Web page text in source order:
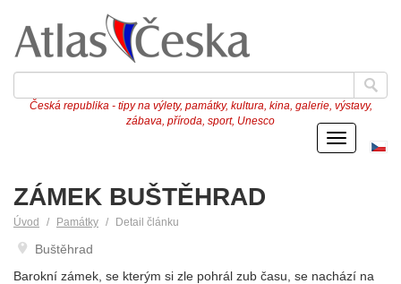
Česká republika - tipy na výlety, památky, kultura, kina, galerie, výstavy,
zábava, příroda, sport, Unesco
Menu
ZÁMEK BUŠTĚHRAD
Úvod Památky Detail článku
Buštěhrad
Barokní zámek, se kterým si zle pohrál zub času, se nachází na